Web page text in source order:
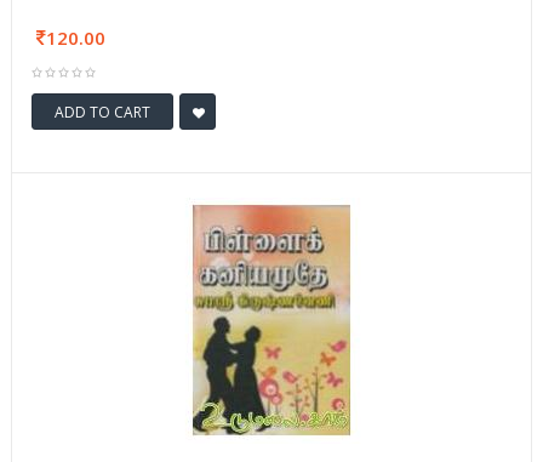
120.00
ADD TO CART